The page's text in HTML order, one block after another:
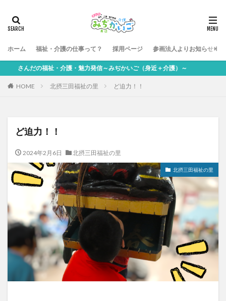
ホーム 福祉・介護の仕事って？ 採用ページ 参画法人よりお知らせ
さんだの福祉・介護・魅力発信～みぢかいご（身近＋介護）～
HOME 北摂三田福祉の里 ど迫力！！
ど迫力！！
2024年2月6日 北摂三田福祉の里
北摂三田福祉の里